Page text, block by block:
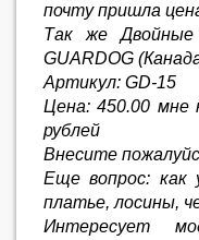
почту пришла
Так же
GUARDOG
Артикул: GD-15
Цена: 450.00 мне
рублей
Внесите
Еще вопрос: как
платье, лосины,
Интересует